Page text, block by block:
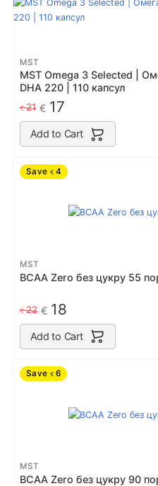
MST
MST Omega 3 Selected |
DHA 220 | 110 капсул
€21 € 17
Add to Cart
Save € 4
MST
BCAA Zero без цукру 55
€22 € 18
Add to Cart
Save € 6
MST
BCAA Zero без цукру 90